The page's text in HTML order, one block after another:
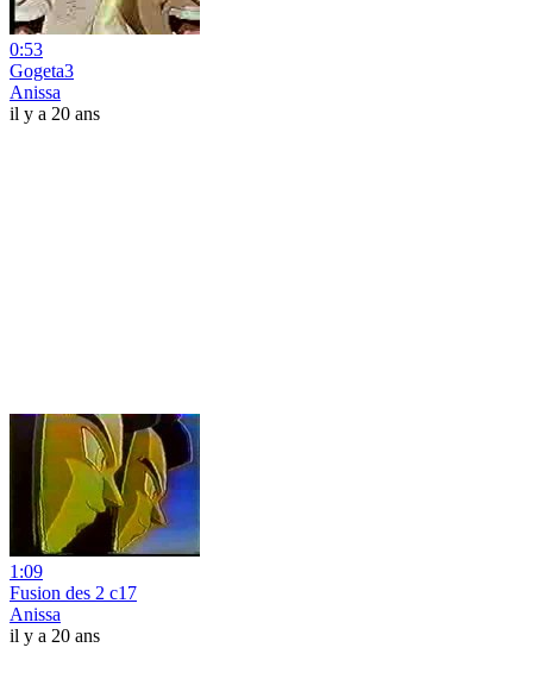
0:53
Gogeta3
Anissa
il y a 20 ans
1:09
Fusion des 2 c17
Anissa
il y a 20 ans